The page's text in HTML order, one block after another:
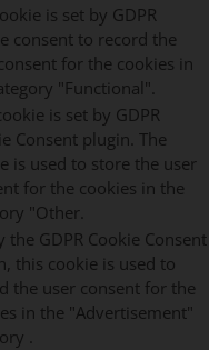
is set by GDPR
consent to record the
for the cookies in
"Functional".
is set by GDPR
Consent plugin. The
is used to store the user
for the cookies in the
"Other.
the GDPR Cookie Consent
this cookie is used to
the user consent for the
in the "Advertisement"
.